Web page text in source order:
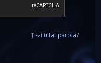
Ți-ai uitat parola?